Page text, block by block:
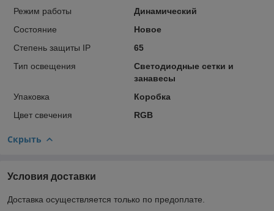
Режим работы
Динамический
Состояние
Новое
Степень защиты IP
65
Тип освещения
Светодиодные сетки и
занавесы
Упаковка
Коробка
Цвет свечения
RGB
Скрыть
Условия доставки
Доставка осуществляется только по предоплате.